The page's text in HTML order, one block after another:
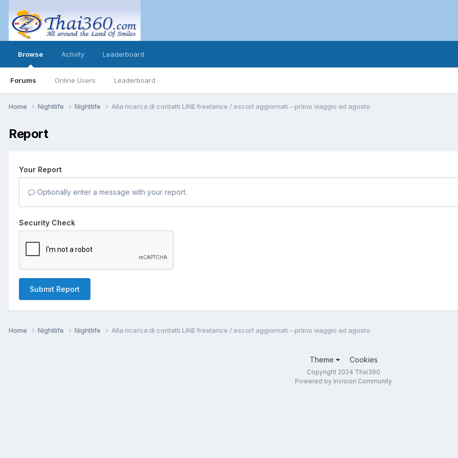
Browse
Forums Online Users Leaderboard
Activity Leaderboard
Home Nightlife Nightlife Alla ricerca di contatti LINE freelance / escort aggiornati – primo viaggio ad agosto
Report
Your Report
Optionally enter a message with your report.
Security Check
Submit Report
Home Nightlife Nightlife Alla ricerca di contatti LINE freelance / escort aggiornati – primo viaggio ad agosto
Theme Cookies
Copyright 2024 Thai360
Powered by Invision Community